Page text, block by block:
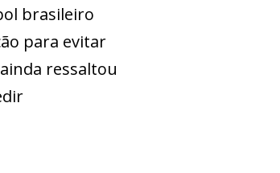
brasileiro
para evitar
ressaltou